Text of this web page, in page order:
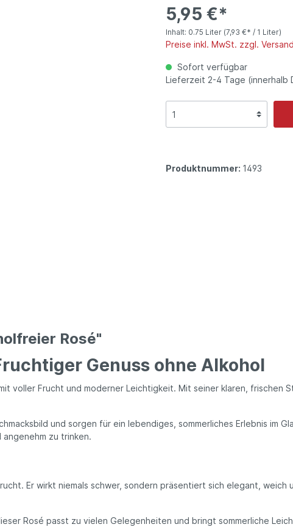
Thomas Reinhardt,
Niederkirchen, Pfalz
e.G. , Ahr
Rheinhessen
5,95 €*
Inhalt: 0.75 Liter (7,93 €* / 1 Liter)
Preise inkl. MwSt. zzgl.
Sofort verfügbar
Lieferzeit 2-4 Tage (innerhalb
Produktnummer: 1493
Rosé"
Genuss ohne Alkohol
voller Frucht und moderner Leichtigkeit. Mit seiner klaren, frischen
und sorgen für ein lebendiges, sommerliches Erlebnis im
zu trinken.
Er wirkt niemals schwer, sondern präsentiert sich elegant, weich
Rosé passt zu vielen Gelegenheiten und bringt sommerliche